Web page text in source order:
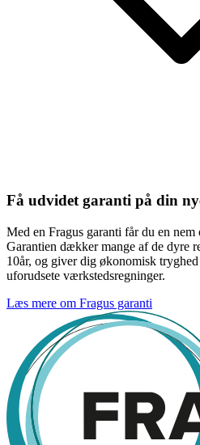
Få udvidet garanti på din
Med en Fragus garanti får du en
Garantien dækker mange af de dyre
10år, og giver dig økonomisk
uforudsete værkstedsregninger.
Læs mere om Fragus garanti